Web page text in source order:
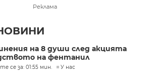
Реклама
на 8 души след акцията
на фентанил
се за: 01:55 мин. У нас